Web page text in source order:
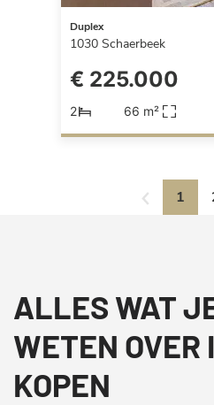
Duplex
1030 Schaerbeek
€ 225.000
2 66 m²
1
ALLES WAT
WETEN OVER
KOPEN